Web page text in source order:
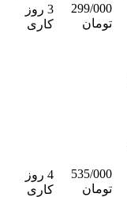
299/000
تومان
3 روز
کاری
535/000
تومان
4 روز
کاری